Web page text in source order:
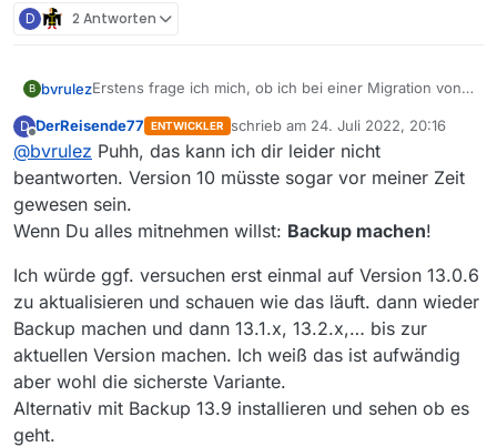
D 2 Antworten
B bvrulezErstens frage ich mich, ob ich bei einer Migration von
Historieneinträge mitnehmen kann, so dass Filme nicht
doppelt geladen werden.
Sicherlich wurden zwischenzeitlich
Formatierungsänderungen etc. eingebaut, oder?
Zweitens habe ich bemerkt, dass Filme, die zum
Download in der Liste standen, aber noch nicht
in der history.txt stehen.
Sprich: Ich habe einen Film gelöscht, bevor er
zukünftig nicht mehr zum Download angezeigt, wenn
ich das Programm neu starte.
Ist das so?
Es macht ja Sinn, dass diese Filme nicht erneut
geladen werden, da man sie bereits einmal
offensichtlich nicht haben wollte.
Ich wollte nur abchecken, ob das das Vorgehen ist und
D
Offline
DerReisende77 ENTWICKLER schrieb am 24. Juli 2022, 20:16
zuletzt editiert von
@bvrulez Puhh, das kann ich dir leider nicht
beantworten. Version 10 müsste sogar vor meiner Zeit
gewesen sein.
Wenn Du alles mitnehmen willst: Backup machen!
Ich würde ggf. versuchen erst einmal auf Version 13.0.6
zu aktualisieren und schauen wie das läuft. dann wieder
Backup machen und dann 13.1.x, 13.2.x,… bis zur
aktuellen Version machen. Ich weiß das ist aufwändig
aber wohl die sicherste Variante.
Alternativ mit Backup 13.9 installieren und sehen ob es
geht.